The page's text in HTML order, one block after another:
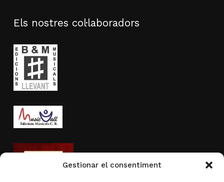
Gestionar el consentiment
Els nostres col·laboradors